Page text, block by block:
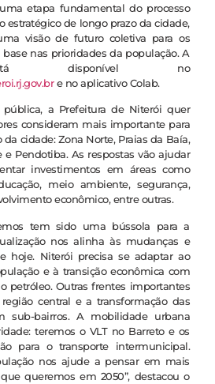
uma etapa fundamental do processo
estratégico de longo prazo da cidade,
visão de futuro coletiva para os
base nas prioridades da população. A
disponível no
e no aplicativo Colab.
a Prefeitura de Niterói quer
consideram mais importante para
cidade: Zona Norte, Praias da Baía,
e Pendotiba. As respostas vão ajudar
investimentos em áreas como
meio ambiente, segurança,
econômico, entre outras.
tem sido uma bússola para a
nos alinha às mudanças e
hoje. Niterói precisa se adaptar ao
e à transição econômica com
petróleo. Outras frentes importantes
central e a transformação das
sub-bairros. A mobilidade urbana
teremos o VLT no Barreto e os
para o transporte intermunicipal.
nos ajude a pensar em mais
queremos em 2050”, destacou o